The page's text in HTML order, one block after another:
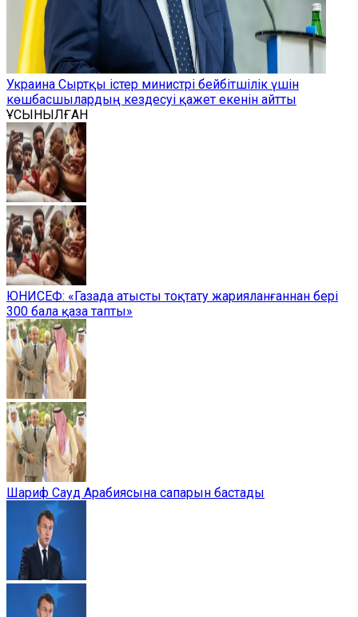
Украина Сыртқы істер министрі бейбітшілік үшін
көшбасшылардың кездесуі қажет екенін айтты
ҰСЫНЫЛҒАН
ЮНИСЕФ: «Газада атысты тоқтату жарияланғаннан бері
300 бала қаза тапты»
Шариф Сауд Арабиясына сапарын бастады